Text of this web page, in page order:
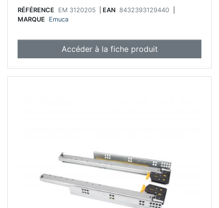
RÉFÉRENCE EM 3120205 EAN 8432393129440
MARQUE
Emuca
Accéder à la fiche produit